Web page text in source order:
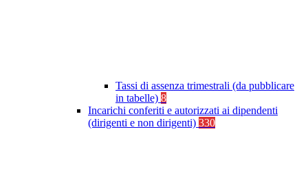
Tassi di assenza trimestrali (da pubblicare
in tabelle) 8
Incarichi conferiti e autorizzati ai dipendenti
(dirigenti e non dirigenti) 330